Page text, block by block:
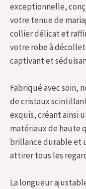
exceptionnelle,
votre tenue de
collier délicat et
votre robe à
captivant et
Fabriqué avec soin,
de cristaux
exquis, créant ainsi
matériaux de haute
brillance durable et
attirer tous les
La longueur